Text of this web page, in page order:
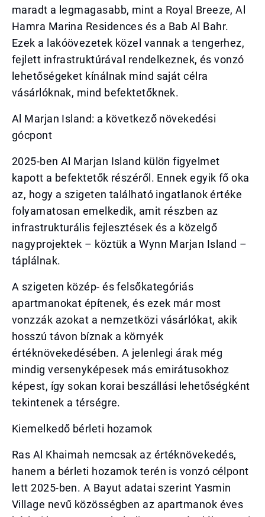
maradt a legmagasabb, mint a Royal Breeze, Al
Hamra Marina Residences és a Bab Al Bahr.
Ezek a lakóövezetek közel vannak a tengerhez,
fejlett infrastruktúrával rendelkeznek, és vonzó
lehetőségeket kínálnak mind saját célra
vásárlóknak, mind befektetőknek.
Al Marjan Island: a következő növekedési
gócpont
2025-ben Al Marjan Island külön figyelmet
kapott a befektetők részéről. Ennek egyik fő oka
az, hogy a szigeten található ingatlanok értéke
folyamatosan emelkedik, amit részben az
infrastrukturális fejlesztések és a közelgő
nagyprojektek – köztük a Wynn Marjan Island –
táplálnak.
A szigeten közép- és felsőkategóriás
apartmanokat építenek, és ezek már most
vonzzák azokat a nemzetközi vásárlókat, akik
hosszú távon bíznak a környék
értéknövekedésében. A jelenlegi árak még
mindig versenyképesek más emirátusokhoz
képest, így sokan korai beszállási lehetőségként
tekintenek a térségre.
Kiemelkedő bérleti hozamok
Ras Al Khaimah nemcsak az értéknövekedés,
hanem a bérleti hozamok terén is vonzó célpont
lett 2025-ben. A Bayut adatai szerint Yasmin
Village nevű közösségben az apartmanok éves